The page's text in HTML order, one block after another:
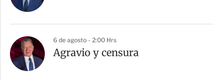
6 de agosto - 2:00 Hrs
Agravio y censura